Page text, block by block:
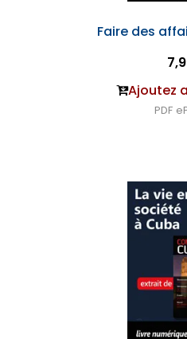
Faire des
Ajoutez
PDF